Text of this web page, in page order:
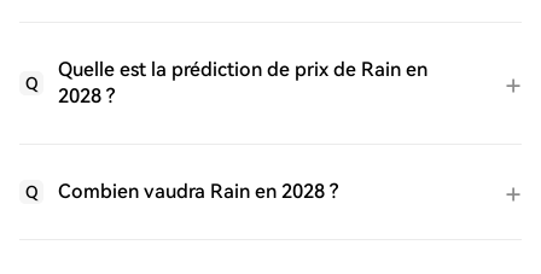
Q
Quelle est la prédiction de prix de Rain en
2028 ?
Q Combien vaudra Rain en 2028 ?